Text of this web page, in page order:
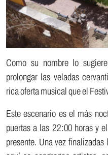
Como su nombre lo
prolongar las veladas
rica oferta musical que el
Este escenario es el más
puertas a las 22:00 horas y
presente. Una vez